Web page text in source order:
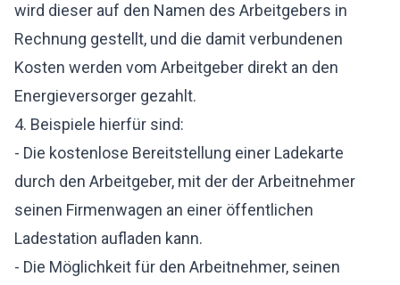
wird dieser auf den Namen des Arbeitgebers in
Rechnung gestellt, und die damit verbundenen
Kosten werden vom Arbeitgeber direkt an den
Energieversorger gezahlt.
4. Beispiele hierfür sind:
- Die kostenlose Bereitstellung einer Ladekarte
durch den Arbeitgeber, mit der der Arbeitnehmer
seinen Firmenwagen an einer öffentlichen
Ladestation aufladen kann.
- Die Möglichkeit für den Arbeitnehmer, seinen